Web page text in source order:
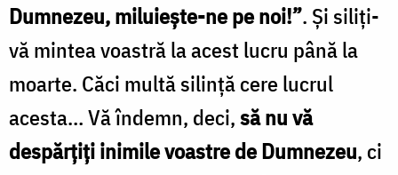
Dumnezeu, miluiește-ne pe noi!”. Și siliți-
vă mintea voastră la acest lucru până la
moarte. Căci multă silință cere lucrul
acesta… Vă îndemn, deci,să nu vă
despărțiți inimile voastre de Dumnezeu, ci